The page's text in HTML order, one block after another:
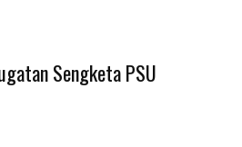
Sengketa PSU